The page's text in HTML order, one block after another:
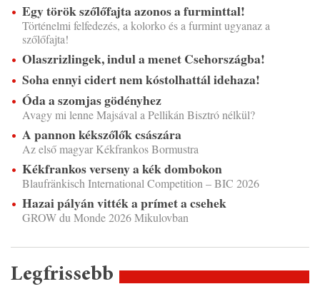
Egy török szőlőfajta azonos a furminttal!
Történelmi felfedezés, a kolorko és a furmint ugyanaz a
szőlőfajta!
Olaszrizlingek, indul a menet Csehországba!
Soha ennyi cidert nem kóstolhattál idehaza!
Óda a szomjas gödényhez
Avagy mi lenne Majsával a Pellikán Bisztró nélkül?
A pannon kékszőlők császára
Az első magyar Kékfrankos Bormustra
Kékfrankos verseny a kék dombokon
Blaufränkisch International Competition – BIC 2026
Hazai pályán vitték a prímet a csehek
GROW du Monde 2026 Mikulovban
Legfrissebb